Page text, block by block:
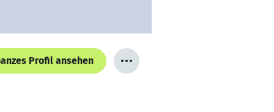
Profil ansehen